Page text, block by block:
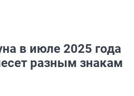
в июле 2025 года
разным знакам